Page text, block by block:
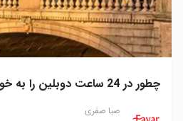
چطور در 24 ساعت دوبلین را به خوبی بگردیم؟
صبا صفری